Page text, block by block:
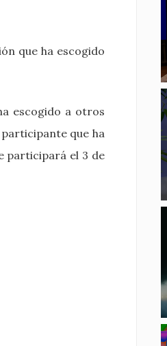
que ha escogido
escogido a otros
que ha
participará el 3 de